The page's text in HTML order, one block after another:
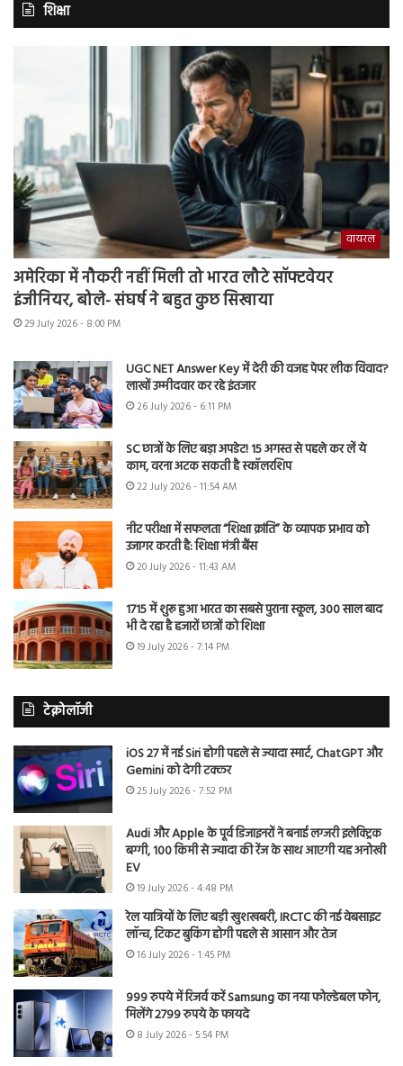
शिक्षा
वायरल
अमेरिका में नौकरी नहीं मिली तो भारत लौटे सॉफ्टवेयर
इंजीनियर, बोले- संघर्ष ने बहुत कुछ सिखाया
29 July 2026 - 8:00 PM
UGC NET Answer Key में देरी की वजह पेपर लीक विवाद?
लाखों उम्मीदवार कर रहे इंतजार
26 July 2026 - 6:11 PM
SC छात्रों के लिए बड़ा अपडेट! 15 अगस्त से पहले कर लें ये
काम, वरना अटक सकती है स्कॉलरशिप
22 July 2026 - 11:54 AM
नीट परीक्षा में सफलता “शिक्षा क्रांति” के व्यापक प्रभाव को
उजागर करती है: शिक्षा मंत्री बैंस
20 July 2026 - 11:43 AM
1715 में शुरू हुआ भारत का सबसे पुराना स्कूल, 300 साल बाद
भी दे रहा है हजारों छात्रों को शिक्षा
19 July 2026 - 7:14 PM
टेक्नोलॉजी
iOS 27 में नई Siri होगी पहले से ज्यादा स्मार्ट, ChatGPT और
Gemini को देगी टक्कर
25 July 2026 - 7:52 PM
Audi और Apple के पूर्व डिजाइनरों ने बनाई लग्जरी इलेक्ट्रिक
बग्गी, 100 किमी से ज्यादा की रेंज के साथ आएगी यह अनोखी
EV
19 July 2026 - 4:48 PM
रेल यात्रियों के लिए बड़ी खुशखबरी, IRCTC की नई वेबसाइट
लॉन्च, टिकट बुकिंग होगी पहले से आसान और तेज
16 July 2026 - 1:45 PM
999 रुपये में रिजर्व करें Samsung का नया फोल्डेबल फोन,
मिलेंगे 2799 रुपये के फायदे
8 July 2026 - 5:54 PM